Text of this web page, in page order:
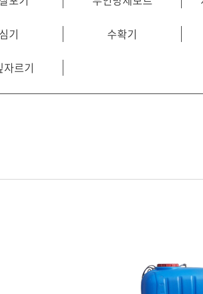
곡
기 수확기
자르기